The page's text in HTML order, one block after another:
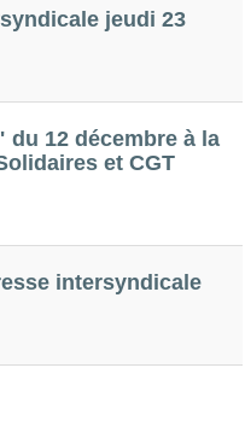
jeudi 23
12 décembre à la
et CGT
intersyndicale